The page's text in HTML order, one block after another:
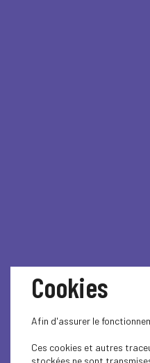
Cookies
Afin d'assurer le
Ces cookies et autres
stockées ne sont